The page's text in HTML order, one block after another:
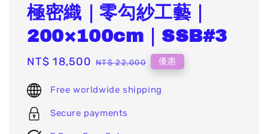
極密織｜零勾紗工藝｜
200×100cm｜SSB#3
Sale
NT$ 18,500 Regular
NT$ 22,000 優惠
Free worldwide shipping
Secure payments